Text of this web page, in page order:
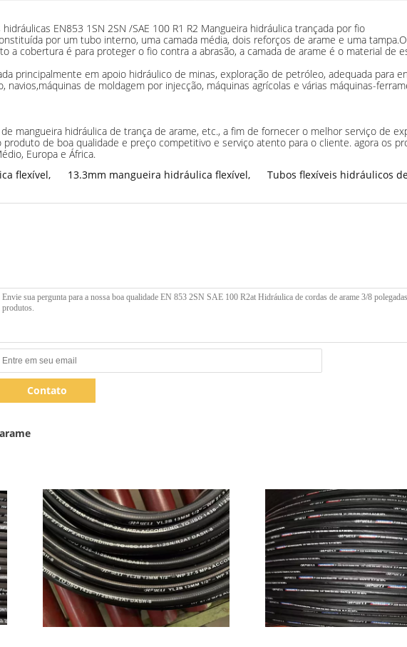
EN853 1SN 2SN /SAE 100 R1 R2 Mangueira hidráulica trançada por fio
por um tubo interno, uma camada média, dois reforços de arame e uma
a cobertura é para proteger o fio contra a abrasão, a camada de arame é o material de
principalmente em apoio hidráulico de minas, exploração de petróleo, adequada para
navios,máquinas de moldagem por injecção, máquinas agrícolas e várias máquinas-
mangueira hidráulica de trança de arame, etc., a fim de fornecer o melhor serviço de
de boa qualidade e preço competitivo e serviço atento para o cliente. agora os
Europa e África.
flexível, 13.3mm mangueira hidráulica flexível, Tubos flexíveis hidráulicos
Contato